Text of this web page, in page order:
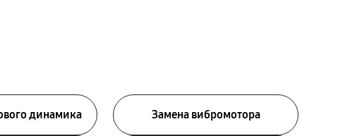
динамика Замена вибромотора